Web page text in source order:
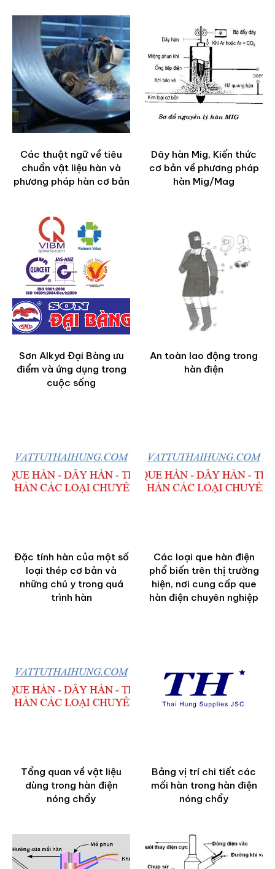
Các thuật ngữ về tiêu
chuẩn vật liệu hàn và
phương pháp hàn cơ bản
Dây hàn Mig, Kiến thức
cơ bản về phương pháp
hàn Mig/Mag
Sơn Alkyd Đại Bàng ưu
điểm và ứng dụng trong
cuộc sống
An toàn lao động trong
hàn điện
Đặc tính hàn của một số
loại thép cơ bản và
những chú y trong quá
trình hàn
Các loại que hàn điện
phổ biến trên thị trường
hiện, nơi cung cấp que
hàn điện chuyên nghiệp
Tổng quan về vật liệu
dùng trong hàn điện
nóng chẩy
Bảng vị trí chi tiết các
mối hàn trong hàn điện
nóng chẩy